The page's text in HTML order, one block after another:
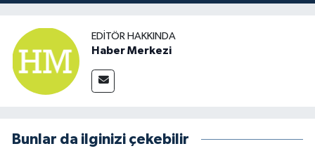
EDITÖR HAKKINDA
Haber Merkezi
Bunlar da ilginizi çekebilir